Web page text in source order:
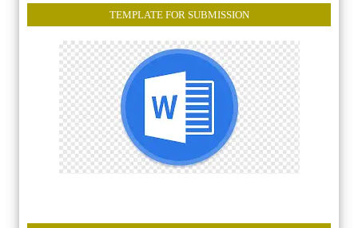
TEMPLATE FOR SUBMISSION